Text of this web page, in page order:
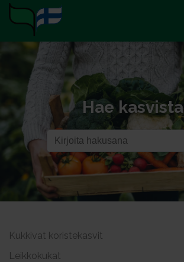
Hae kasvista
Kukkivat koristekasvit
Leikkokukat